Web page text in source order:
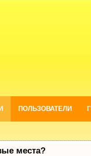
ПОЛЬЗОВАТЕЛИ
места?